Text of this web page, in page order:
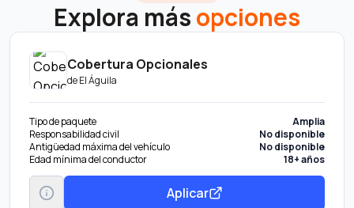
Explora másopciones
Cobertura Opcionales
deEl Águila
Tipo de paquete
Amplia
Responsabilidad civil
No disponible
Antigüedad máxima del vehículo
No disponible
Edad mínima del conductor
18+ años
Aplicar